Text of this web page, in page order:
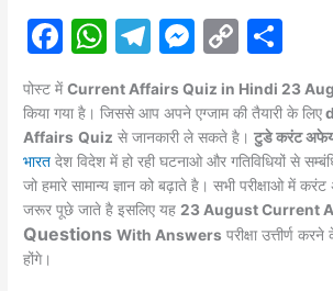
F
c
e
b
o
o
W
at
s
A
p
p
T
e
gr
a
m
M
s
s
e
n
g
C
p
y
Li
n
k
ar
e
पोस्ट मेंCurrent Affairs Quiz in Hindi 23
किया गया है। जिससे आप अपने एग्जाम की तैयारी के लिए
Affairs Quiz से जानकारी ले सकते है।टुडे करंट
भारत देश विदेश में हो रही घटनाओ और गतिविधियों से
जो हमारे सामान्य ज्ञान को बढ़ाते है। सभी परीक्षाओ में करंट
जरूर पूछे जाते है इसलिए यह 23 AugustCurrent
QuestionsWith Answers परीक्षा उत्तीर्ण
होंगे।